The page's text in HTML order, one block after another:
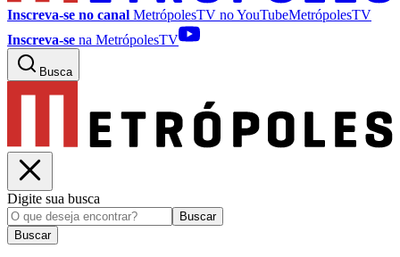
Inscreva-se no canal MetrópolesTV noYouTubeMetrópolesTV
Inscreva-se na MetrópolesTV
Busca
Digite sua busca
Buscar
Buscar